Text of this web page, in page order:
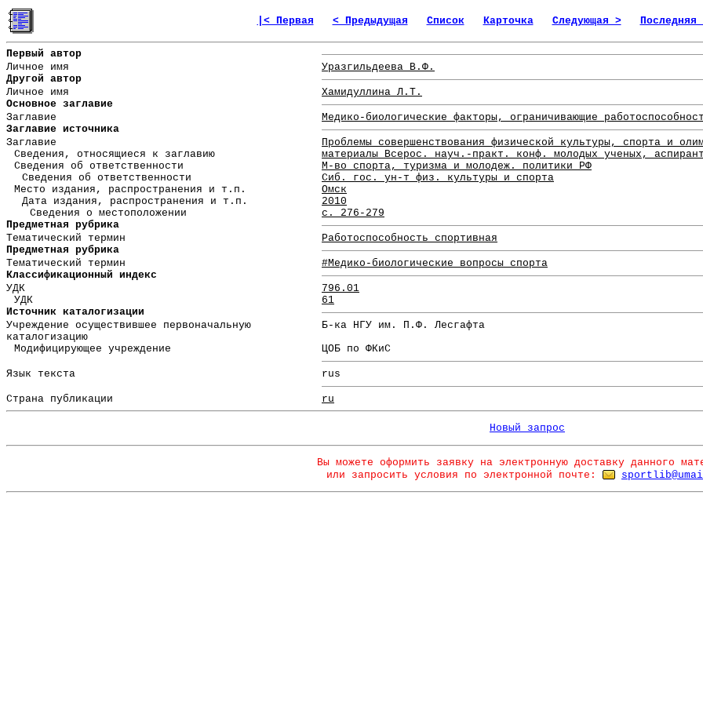
|< Первая < Предыдущая Список Карточка Следующая > Последняя
Первый автор
Личное имя
Уразгильдеева В.Ф.
Другой автор
Личное имя
Хамидуллина Л.Т.
Основное заглавие
Заглавие
Медико-биологические факторы, ограничивающие
Заглавие источника
Заглавие
Проблемы совершенствования физической культуры, спорта и
Сведения, относящиеся к заглавию
материалы Всерос. науч.-практ. конф. молодых ученых,
Сведения об ответственности
М-во спорта, туризма и молодеж. политики РФ
Сведения об ответственности
Сиб. гос. ун-т физ. культуры и спорта
Место издания, распространения и т.п.
Омск
Дата издания, распространения и т.п.
2010
Сведения о местоположении
с. 276-279
Предметная рубрика
Тематический термин
Работоспособность спортивная
Предметная рубрика
Тематический термин
#Медико-биологические вопросы спорта
Классификационный индекс
УДК
796.01
УДК
61
Источник каталогизации
Учреждение осуществившее первоначальную
каталогизацию
Б-ка НГУ им. П.Ф. Лесгафта
Модифицирующее учреждение
ЦОБ по ФКиС
Язык текста rus
Страна публикации ru
Новый запрос
Вы можете оформить заявку на электронную доставку данного
или запросить условия по электронной почте: